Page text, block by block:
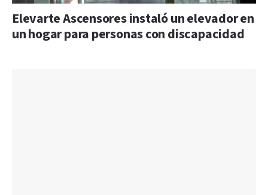
Elevarte Ascensores instaló un elevador en
un hogar para personas con discapacidad